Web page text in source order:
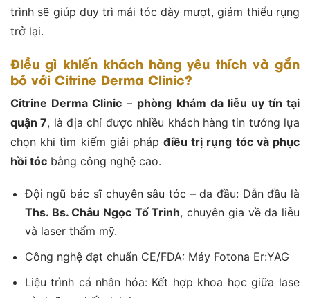
trình sẽ giúp duy trì mái tóc dày mượt, giảm thiểu rụng
trở lại.
Điều gì khiến khách hàng yêu thích và gắn
bó với Citrine Derma Clinic?
Citrine Derma Clinic – phòng khám da liễu uy tín tại
quận 7, là địa chỉ được nhiều khách hàng tin tưởng lựa
chọn khi tìm kiếm giải phápđiều trị rụng tóc và phục
hồi tóc bằng công nghệ cao.
Đội ngũ bác sĩ chuyên sâu tóc – da đầu: Dẫn đầu là
Ths. Bs. Châu Ngọc Tố Trinh, chuyên gia về da liễu
và laser thẩm mỹ.
Công nghệ đạt chuẩn CE/FDA: Máy Fotona Er:YAG
Liệu trình cá nhân hóa: Kết hợp khoa học giữa lase